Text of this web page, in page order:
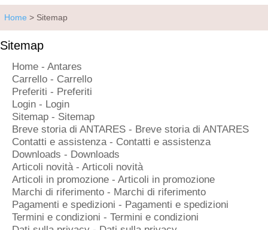
Home > Sitemap
Sitemap
Home - Antares
Carrello - Carrello
Preferiti - Preferiti
Login - Login
Sitemap - Sitemap
Breve storia di ANTARES - Breve storia di ANTARES
Contatti e assistenza - Contatti e assistenza
Downloads - Downloads
Articoli novità - Articoli novità
Articoli in promozione - Articoli in promozione
Marchi di riferimento - Marchi di riferimento
Pagamenti e spedizioni - Pagamenti e spedizioni
Termini e condizioni - Termini e condizioni